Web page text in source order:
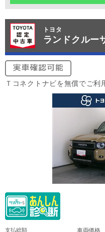
トヨタ
ランドクルー
Ｔコネクトナビを無償でご利
支払総額